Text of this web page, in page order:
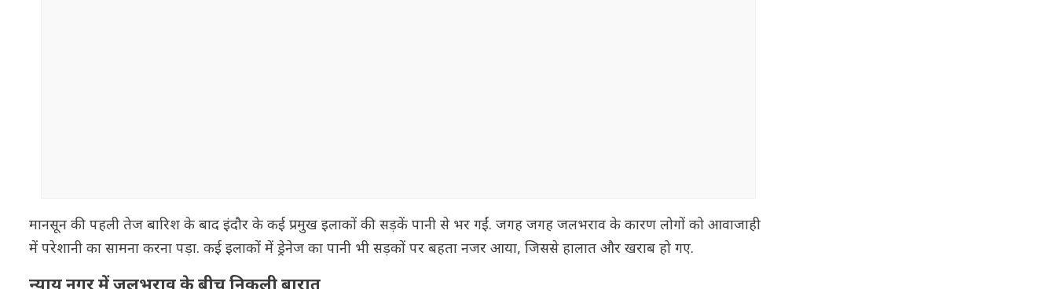
मानसून की पहली तेज बारिश के बाद इंदौर के कई प्रमुख इलाकों की सड़कें पानी से भर गईं. जगह जगह जलभराव के कारण लोगों को आवाजाही
में परेशानी का सामना करना पड़ा. कई इलाकों में ड्रेनेज का पानी भी सड़कों पर बहता नजर आया, जिससे हालात और खराब हो गए.